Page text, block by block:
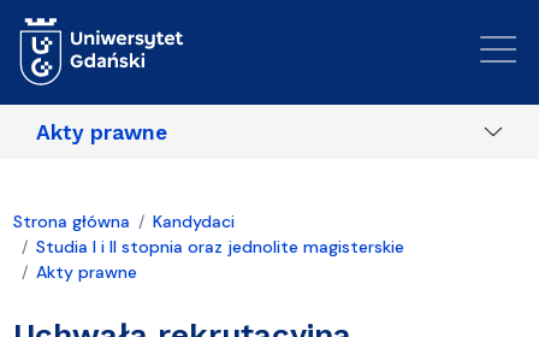
Akty prawne
Strona główna
Kandydaci
Studia I i II stopnia oraz jednolite magisterskie
Akty prawne